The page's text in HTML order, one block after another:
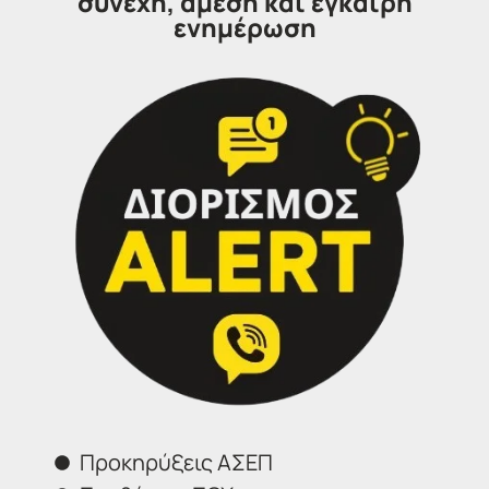
ραντεβού αλλά και εξ’αποστάσεως την επιτυχή
συμπλήρωση και ηλεκτρονική υποβολή της
αίτησης σας.
Επικοινωνήστε μαζί μας
Γραφεία Εξυπηρέτησης Πολιτών.
ενημέρωση
Προκηρύξεις ΑΣΕΠ